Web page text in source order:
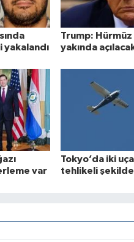
yakalandı
Trump: Hürmüz
yakında
var
Tokyo’da iki
tehlikeli şekilde